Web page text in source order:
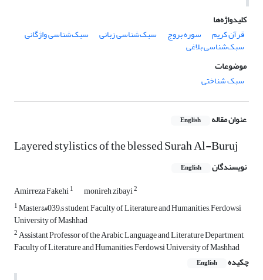
کلیدواژه‌ها
قرآن کریم
سوره بروج سبک‌شناسی زبانی سبک‌شناسی واژگانی
سبک‌شناسی بلاغی
موضوعات
سبک شناختی
عنوان مقاله English
Layered stylistics of the blessed Surah Al-Buruj
نویسندگان English
Amirreza Fakehi1 monireh zibayi2
1Master&#039;s student, Faculty of Literature and Humanities, Ferdowsi
University of Mashhad
2Assistant Professor of the Arabic Language and Literature Department,
Faculty of Literature and Humanities, Ferdowsi University of Mashhad
چکیده
English